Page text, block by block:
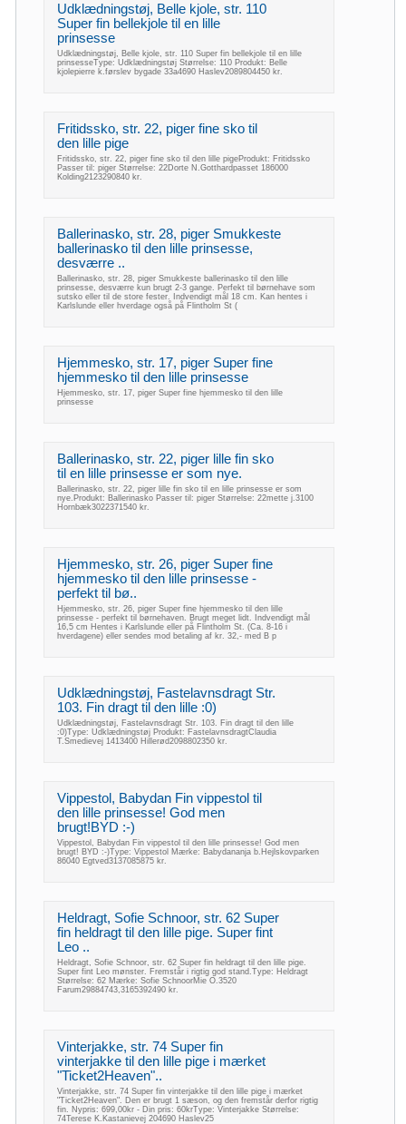
Udklædningstøj, Belle kjole, str. 110
Super fin bellekjole til en lille
prinsesse
Udklædningstøj, Belle kjole, str. 110 Super fin bellekjole til en lille
prinsesseType: Udklædningstøj Størrelse: 110 Produkt: Belle
kjolepierre k.førslev bygade 33a4690 Haslev2089804450 kr.
Fritidssko, str. 22, piger fine sko til
den lille pige
Fritidssko, str. 22, piger fine sko til den lille pigeProdukt: Fritidssko
Passer til: piger Størrelse: 22Dorte N.Gotthardpasset 186000
Kolding2123290840 kr.
Ballerinasko, str. 28, piger Smukkeste
ballerinasko til den lille prinsesse,
desværre ..
Ballerinasko, str. 28, piger Smukkeste ballerinasko til den lille
prinsesse, desværre kun brugt 2-3 gange. Perfekt til børnehave som
sutsko eller til de store fester. Indvendigt mål 18 cm. Kan hentes i
Karlslunde eller hverdage også på Flintholm St (
Hjemmesko, str. 17, piger Super fine
hjemmesko til den lille prinsesse
Hjemmesko, str. 17, piger Super fine hjemmesko til den lille
prinsesse
Ballerinasko, str. 22, piger lille fin sko
til en lille prinsesse er som nye.
Ballerinasko, str. 22, piger lille fin sko til en lille prinsesse er som
nye.Produkt: Ballerinasko Passer til: piger Størrelse: 22mette j.3100
Hornbæk3022371540 kr.
Hjemmesko, str. 26, piger Super fine
hjemmesko til den lille prinsesse -
perfekt til bø..
Hjemmesko, str. 26, piger Super fine hjemmesko til den lille
prinsesse - perfekt til børnehaven. Brugt meget lidt. Indvendigt mål
16,5 cm Hentes i Karlslunde eller på Flintholm St. (Ca. 8-16 i
hverdagene) eller sendes mod betaling af kr. 32,- med B p
Udklædningstøj, Fastelavnsdragt Str.
103. Fin dragt til den lille :0)
Udklædningstøj, Fastelavnsdragt Str. 103. Fin dragt til den lille
:0)Type: Udklædningstøj Produkt: FastelavnsdragtClaudia
T.Smedievej 1413400 Hillerød2098802350 kr.
Vippestol, Babydan Fin vippestol til
den lille prinsesse! God men
brugt!BYD :-)
Vippestol, Babydan Fin vippestol til den lille prinsesse! God men
brugt! BYD :-)Type: Vippestol Mærke: Babydananja b.Hejlskovparken
86040 Egtved3137085875 kr.
Heldragt, Sofie Schnoor, str. 62 Super
fin heldragt til den lille pige. Super fint
Leo ..
Heldragt, Sofie Schnoor, str. 62 Super fin heldragt til den lille pige.
Super fint Leo mønster. Fremstår i rigtig god stand.Type: Heldragt
Størrelse: 62 Mærke: Sofie SchnoorMie O.3520
Farum29884743,3165392490 kr.
Vinterjakke, str. 74 Super fin
vinterjakke til den lille pige i mærket
"Ticket2Heaven"..
Vinterjakke, str. 74 Super fin vinterjakke til den lille pige i mærket
"Ticket2Heaven". Den er brugt 1 sæson, og den fremstår derfor rigtig
fin. Nypris: 699,00kr - Din pris: 60krType: Vinterjakke Størrelse:
74Terese K.Kastanievej 204690 Haslev25